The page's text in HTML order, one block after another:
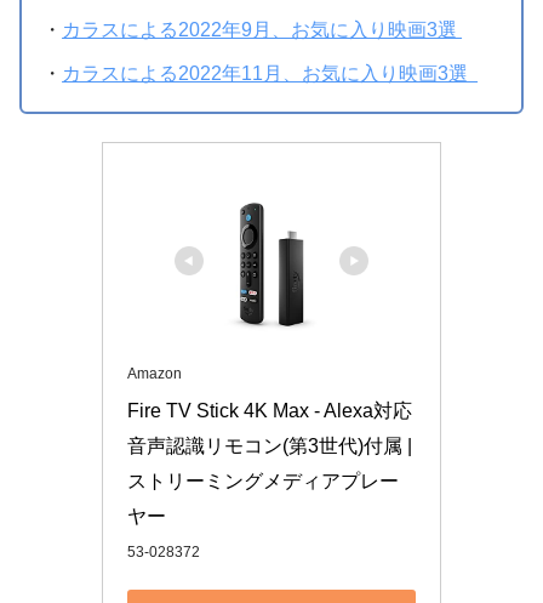
・ カラスによる2022年9月、お気に入り映画3選
・ カラスによる2022年11月、お気に入り映画3選
Amazon
Fire TV Stick 4K Max - Alexa対応
音声認識リモコン(第3世代)付属 |
ストリーミングメディアプレー
ヤー
53-028372